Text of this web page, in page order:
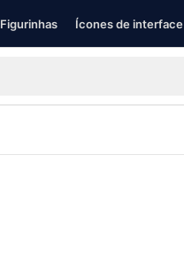
Figurinhas Ícones de interface